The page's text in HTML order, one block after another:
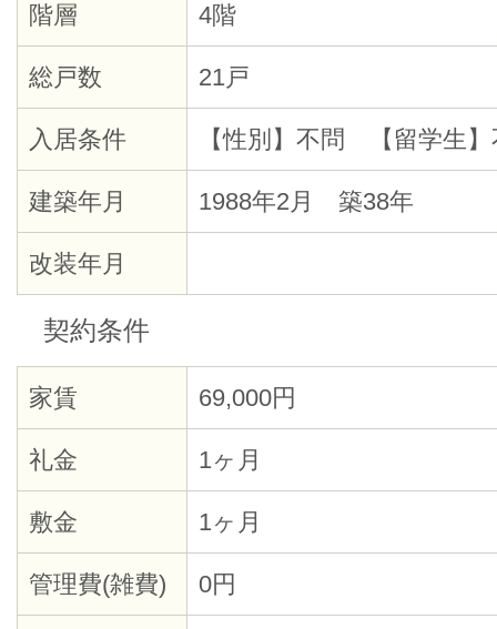
階層 4階
総戸数 21戸
入居条件 【性別】不問 【留学生】
建築年月 1988年2月 築38年
改装年月
契約条件
家賃 69,000円
礼金 1ヶ月
敷金 1ヶ月
管理費(雑費) 0円